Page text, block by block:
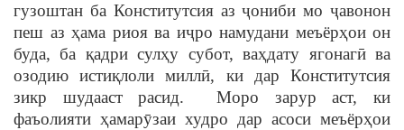
гузоштан ба Конститутсия аз ҷониби мо ҷавонон
пеш аз ҳама риоя ва иҷро намудани меъёрҳои он
буда, ба қадри сулҳу субот, ваҳдату ягонагӣ ва
озодию истиқлоли миллӣ, ки дар Конститутсия
зикр шудааст расид. Моро зарур аст, ки
фаъолияти ҳамарӯзаи худро дар асоси меъёрҳои